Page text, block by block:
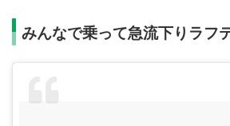
みんなで乗って急流下りラフ